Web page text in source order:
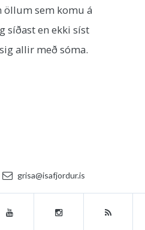
öllum sem komu á
síðast en ekki síst
allir með sóma.
grisa@isafjordur.is